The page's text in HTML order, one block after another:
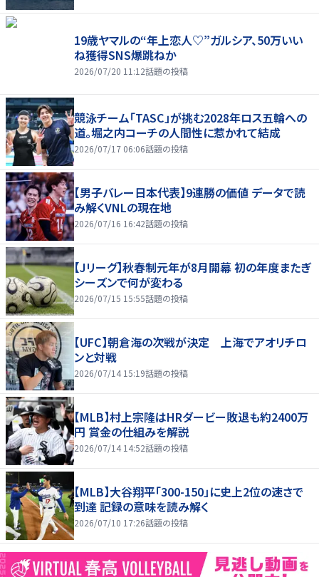
19歳ヤマルの“年上恋人♡”ガルシア、50万いい
ね獲得SNS爆跳ねか
2026/07/20 11:12話題の投稿
競泳チーム「TASC」が挑む2028年ロス五輪への
道。堀之内コーチの人間性に惹かれて結成
2026/07/17 06:06話題の投稿
【男子バレー日本代表】9連勝の価値 データで読
み解くVNLの現在地
2026/07/16 16:42話題の投稿
【Jリーグ】秋春制元年が8月開幕 初の年度またぎ
シーズンで何が変わる
2026/07/15 15:55話題の投稿
【UFC】朝倉海の次戦が決定 上海でアオリチロ
ンと対戦
2026/07/14 15:19話題の投稿
【MLB】村上宗隆はHRダービー敗退も約2400万
円 賞金の仕組みを解説
2026/07/14 14:52話題の投稿
【MLB】大谷翔平「300-150」に史上2位の速さで
到達 記録の意味を読み解く
2026/07/10 17:26話題の投稿